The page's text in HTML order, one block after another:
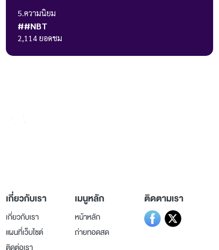
5.ความนิยม
##NBT
2,114ยอดชม
เกี่ยวกับเรา
เกี่ยวกับเรา
แผนที่เว็บไซต์
ติดต่อเรา
เมนูหลัก
หน้าหลัก
ถ่ายทอดสด
ติดตามเรา